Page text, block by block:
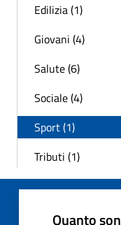
Edilizia (1)
Giovani (4)
Salute (6)
Sociale (4)
Sport (1)
Tributi (1)
Quanto